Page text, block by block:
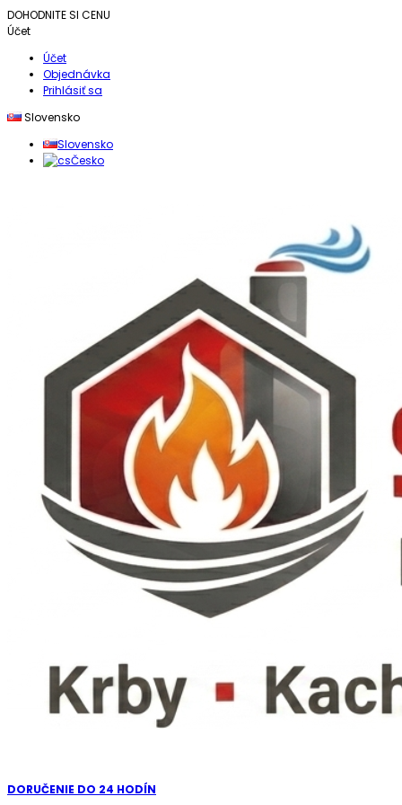
DOHODNITE SI CENU
Účet
Účet
Objednávka
Prihlásiť sa
Slovensko
Slovensko
Česko
DORUČENIE DO 24 HODÍN